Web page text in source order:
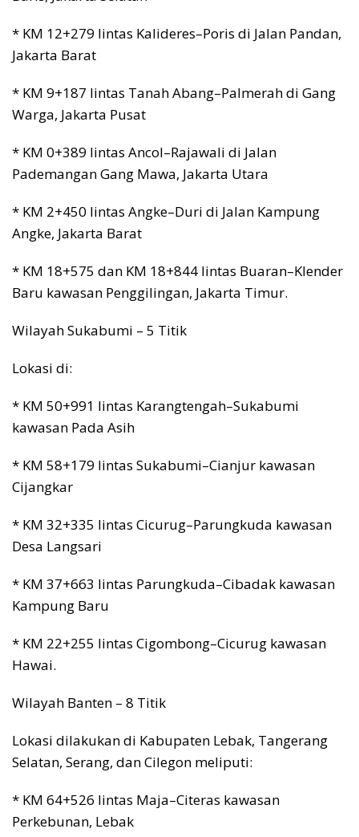
* KM 12+279 lintas Kalideres–Poris di Jalan Pandan,
Jakarta Barat
* KM 9+187 lintas Tanah Abang–Palmerah di Gang
Warga, Jakarta Pusat
* KM 0+389 lintas Ancol–Rajawali di Jalan
Pademangan Gang Mawa, Jakarta Utara
* KM 2+450 lintas Angke–Duri di Jalan Kampung
Angke, Jakarta Barat
* KM 18+575 dan KM 18+844 lintas Buaran–Klender
Baru kawasan Penggilingan, Jakarta Timur.
Wilayah Sukabumi – 5 Titik
Lokasi di:
* KM 50+991 lintas Karangtengah–Sukabumi
kawasan Pada Asih
* KM 58+179 lintas Sukabumi–Cianjur kawasan
Cijangkar
* KM 32+335 lintas Cicurug–Parungkuda kawasan
Desa Langsari
* KM 37+663 lintas Parungkuda–Cibadak kawasan
Kampung Baru
* KM 22+255 lintas Cigombong–Cicurug kawasan
Hawai.
Wilayah Banten – 8 Titik
Lokasi dilakukan di Kabupaten Lebak, Tangerang
Selatan, Serang, dan Cilegon meliputi:
* KM 64+526 lintas Maja–Citeras kawasan
Perkebunan, Lebak